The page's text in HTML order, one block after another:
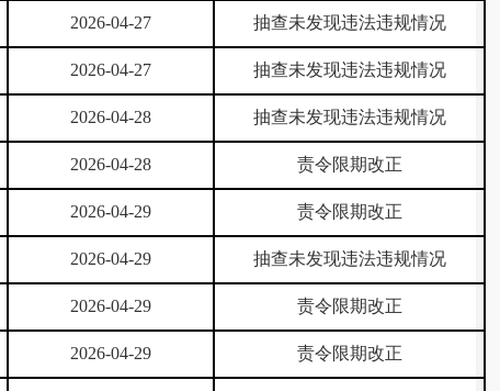
2026-04-27 抽查未发现违法违规情况
2026-04-27 抽查未发现违法违规情况
2026-04-28 抽查未发现违法违规情况
2026-04-28 责令限期改正
2026-04-29 责令限期改正
2026-04-29 抽查未发现违法违规情况
2026-04-29 责令限期改正
2026-04-29 责令限期改正